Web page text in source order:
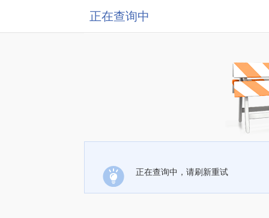
正在查询中
正在查询中，请刷新重试